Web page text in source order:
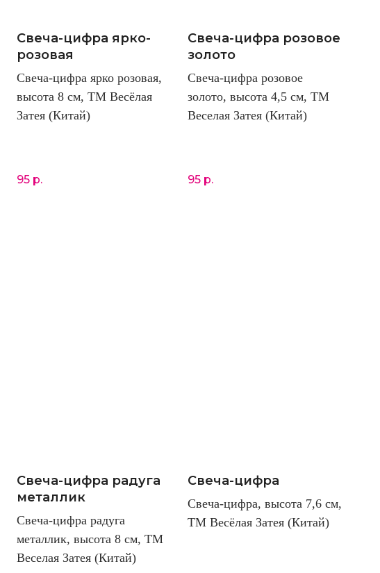
Свеча-цифра ярко-
розовая
Свеча-цифра ярко розовая,
высота 8 см, ТМ Весёлая
Затея (Китай)
95 р.
Свеча-цифра розовое
золото
Свеча-цифра розовое
золото, высота 4,5 см, ТМ
Веселая Затея (Китай)
95 р.
Свеча-цифра радуга
металлик
Свеча-цифра радуга
металлик, высота 8 см, ТМ
Веселая Затея (Китай)
Свеча-цифра
Свеча-цифра, высота 7,6 см,
ТМ Весёлая Затея (Китай)